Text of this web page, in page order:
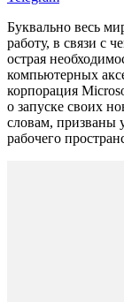
Буквально весь
работу, в связи с
острая
компьютерных
корпорация
о запуске своих
словам, призваны
рабочего